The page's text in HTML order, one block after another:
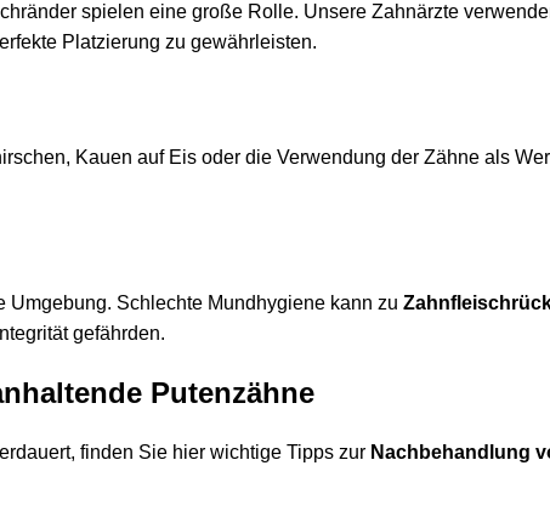
spielen eine große Rolle. Unsere Zahnärzte
Platzierung zu gewährleisten.
Kauen auf Eis oder die Verwendung der Zähne als
Schlechte Mundhygiene kann zu
gefährden.
Putenzähne
finden Sie hier wichtige Tipps zur Nachbehandlung